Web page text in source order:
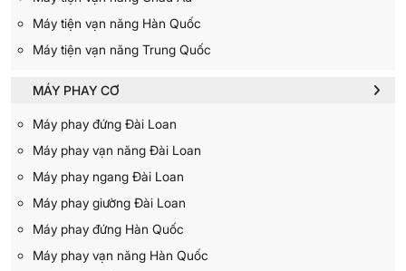
Máy tiện vạn năng Hàn Quốc
Máy tiện vạn năng Trung Quốc
MÁY PHAY CƠ
Máy phay đứng Đài Loan
Máy phay vạn năng Đài Loan
Máy phay ngang Đài Loan
Máy phay giường Đài Loan
Máy phay đứng Hàn Quốc
Máy phay vạn năng Hàn Quốc